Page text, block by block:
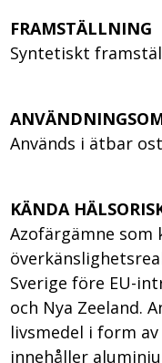
FRAMSTÄLLNING
Syntetiskt
Används i ätbar
KÄNDA
Azofärgämne som
Sverige före EU-
och Nya Zeeland.
livsmedel i form
innehåller